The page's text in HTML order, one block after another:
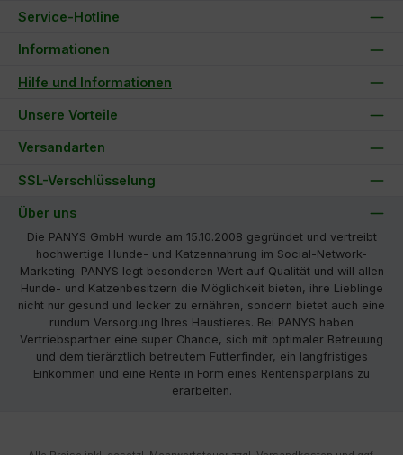
Service-Hotline
Informationen
Hilfe und Informationen
Unsere Vorteile
Versandarten
SSL-Verschlüsselung
Über uns
Die PANYS GmbH wurde am 15.10.2008 gegründet und vertreibt
hochwertige Hunde- und Katzennahrung im Social-Network-
Marketing. PANYS legt besonderen Wert auf Qualität und will allen
Hunde- und Katzenbesitzern die Möglichkeit bieten, ihre Lieblinge
nicht nur gesund und lecker zu ernähren, sondern bietet auch eine
rundum Versorgung Ihres Haustieres. Bei PANYS haben
Vertriebspartner eine super Chance, sich mit optimaler Betreuung
und dem tierärztlich betreutem Futterfinder, ein langfristiges
Einkommen und eine Rente in Form eines Rentensparplans zu
erarbeiten.